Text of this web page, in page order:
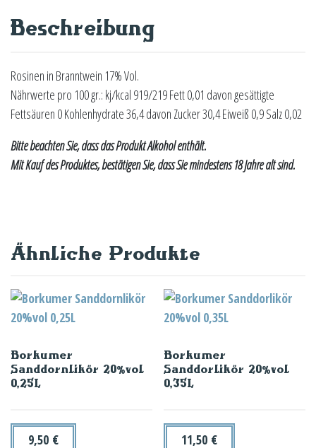
Beschreibung
Rosinen in Branntwein 17% Vol.
Nährwerte pro 100 gr.: kj/kcal 919/219 Fett 0,01 davon gesättigte
Fettsäuren 0 Kohlenhydrate 36,4 davon Zucker 30,4 Eiweiß 0,9 Salz 0,02
Bitte beachten Sie, dass das Produkt Alkohol enthält.
Mit Kauf des Produktes, bestätigen Sie, dass Sie mindestens 18 Jahre alt sind.
Ähnliche Produkte
Borkumer
Sanddornlikör 20%vol
0,25L
9,50 €
Borkumer
Sanddorlikör 20%vol
0,35L
11,50 €